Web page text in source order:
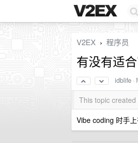
V2EX › 程序员
有没有适
idblife ·
This topic
Vibe coding 时手